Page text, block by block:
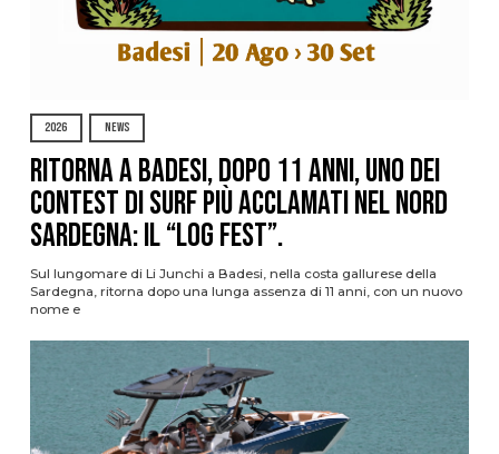
2026 NEWS
Ritorna a Badesi, dopo 11 anni, uno dei
contest di surf più acclamati nel nord
Sardegna: il “Log Fest”.
Sul lungomare di Li Junchi a Badesi, nella costa gallurese della
Sardegna, ritorna dopo una lunga assenza di 11 anni, con un nuovo
nome e